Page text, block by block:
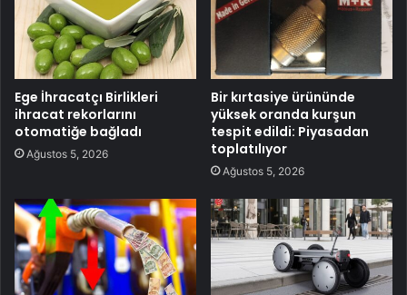
Ege İhracatçı Birlikleri
ihracat rekorlarını
otomatiğe bağladı
Ağustos 5, 2026
Bir kırtasiye ürününde
yüksek oranda kurşun
tespit edildi: Piyasadan
toplatılıyor
Ağustos 5, 2026